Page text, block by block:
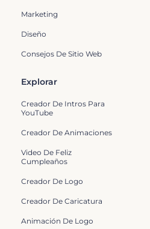
Marketing
Diseño
Consejos De Sitio Web
Explorar
Creador De Intros Para
YouTube
Creador De Animaciones
Video De Feliz
Cumpleaños
Creador De Logo
Creador De Caricatura
Animación De Logo